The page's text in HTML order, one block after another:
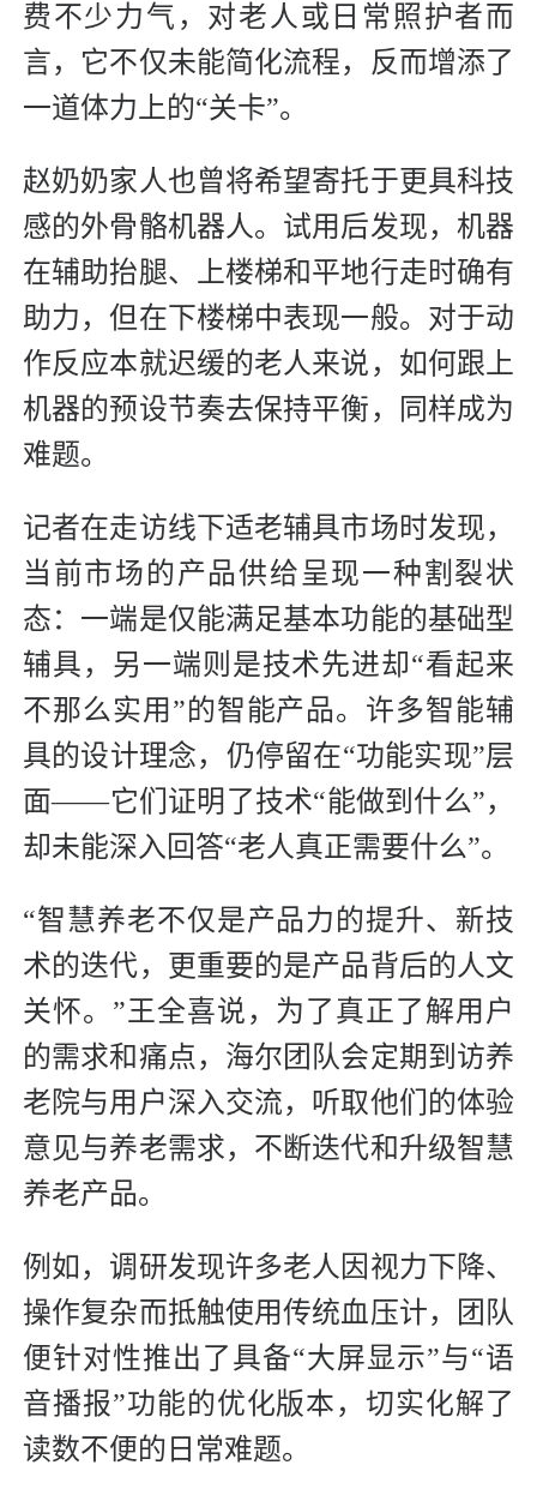
费不少力气，对老人或日常照护者而
言，它不仅未能简化流程，反而增添了
一道体力上的“关卡”。
赵奶奶家人也曾将希望寄托于更具科技
感的外骨骼机器人。试用后发现，机器
在辅助抬腿、上楼梯和平地行走时确有
助力，但在下楼梯中表现一般。对于动
作反应本就迟缓的老人来说，如何跟上
机器的预设节奏去保持平衡，同样成为
难题。
记者在走访线下适老辅具市场时发现，
当前市场的产品供给呈现一种割裂状
态：一端是仅能满足基本功能的基础型
辅具，另一端则是技术先进却“看起来
不那么实用”的智能产品。许多智能辅
具的设计理念，仍停留在“功能实现”层
面——它们证明了技术“能做到什么”，
却未能深入回答“老人真正需要什么”。
“智慧养老不仅是产品力的提升、新技
术的迭代，更重要的是产品背后的人文
关怀。”王全喜说，为了真正了解用户
的需求和痛点，海尔团队会定期到访养
老院与用户深入交流，听取他们的体验
意见与养老需求，不断迭代和升级智慧
养老产品。
例如，调研发现许多老人因视力下降、
操作复杂而抵触使用传统血压计，团队
便针对性推出了具备“大屏显示”与“语
音播报”功能的优化版本，切实化解了
读数不便的日常难题。